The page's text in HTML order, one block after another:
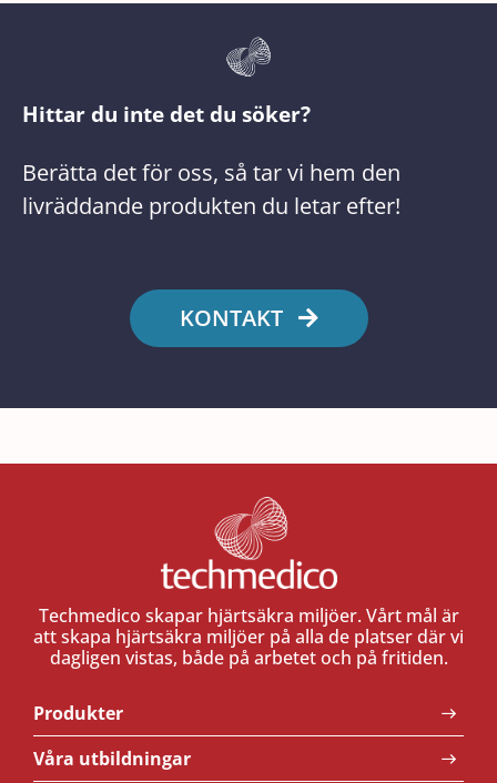
Hittar du inte det du söker?
Berätta det för oss, så tar vi hem den
livräddande produkten du letar efter!
KONTAKT
Techmedico skapar hjärtsäkra miljöer. Vårt mål är
att skapa hjärtsäkra miljöer på alla de platser där vi
dagligen vistas, både på arbetet och på fritiden.
Produkter
Våra utbildningar